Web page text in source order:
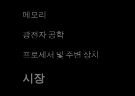
메모리
광전자 공학
프로세서 및 주변 장치
시장